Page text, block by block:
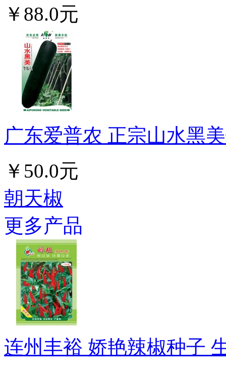
￥88.0元
广东爱普农 正宗山水黑
￥50.0元
朝天椒
更多产品
连州丰裕 娇艳辣椒种子